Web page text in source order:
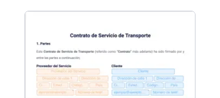
fuente y color, y más. Luego, una vez que haya
trabajadores independientes y supervise el proceso de
firma de principio a fin. Contrata de forma más
inteligente con Jotform Sign.